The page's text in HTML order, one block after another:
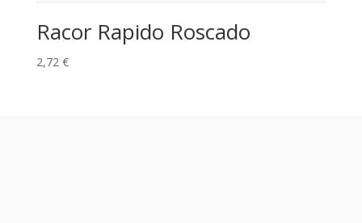
Racor Rapido Roscado
2,72 €